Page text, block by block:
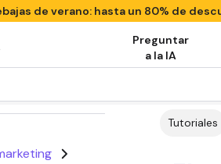
de verano: hasta un 80% de
Preguntar
a la IA
Tutoriales